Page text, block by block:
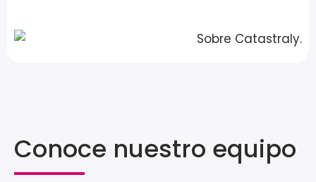
Conoce nuestro equipo